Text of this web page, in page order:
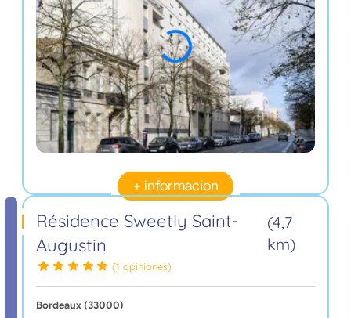
+ informacion
Résidence Sweetly Saint-
Augustin
(4,7
km)
(1 opiniones)
Bordeaux (33000)